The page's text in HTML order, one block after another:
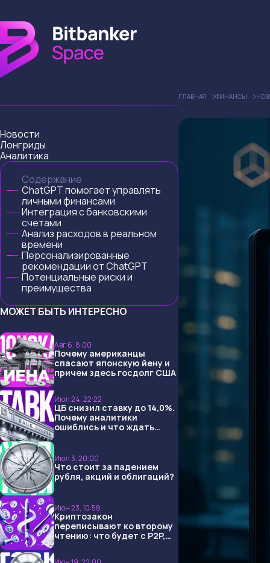
Новости
Лонгриды
Аналитика
Содержание
ChatGPT помогает управлять
личными финансами
Интеграция с банковскими
счетами
Анализ расходов в реальном
времени
Персонализированные
рекомендации от ChatGPT
Потенциальные риски и
преимущества
МОЖЕТ БЫТЬ ИНТЕРЕСНО
Авг 6, 8:00
Почему американцы
спасают японскую йену и
причем здесь госдолг США
Июл 24, 22:22
ЦБ снизил ставку до 14,0%.
Почему аналитики
ошиблись и что ждать
Июл 3, 20:00
Что стоит за падением
рубля, акций и облигаций?
Июн 23, 10:58
Криптозакон
переписывают ко второму
чтению: что будет с P2P,
ГЛАВНАЯ ФИНАНСЫ